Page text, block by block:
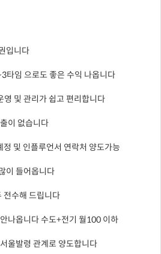
입니다
타임 으로도 좋은 수익 나옵니다
및 관리가 쉽고 편리합니다
이 없습니다
및 인플루언서 연락처 양도가능
이 들어옵니다
전수해 드립니다
나옵니다 수도+전기 월100 이하
울발령 관계로 양도합니다